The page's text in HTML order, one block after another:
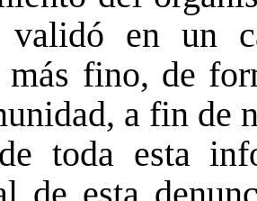
en un
fino, de
a fin de
toda esta